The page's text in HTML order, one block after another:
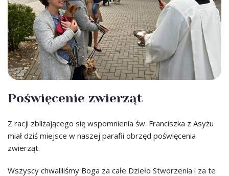
Poświęcenie zwierząt
Z racji zbliżającego się wspomnienia św. Franciszka z Asyżu
miał dziś miejsce w naszej parafii obrzęd poświęcenia
zwierząt.
Wszyscy chwaliliśmy Boga za całe Dzieło Stworzenia i za te